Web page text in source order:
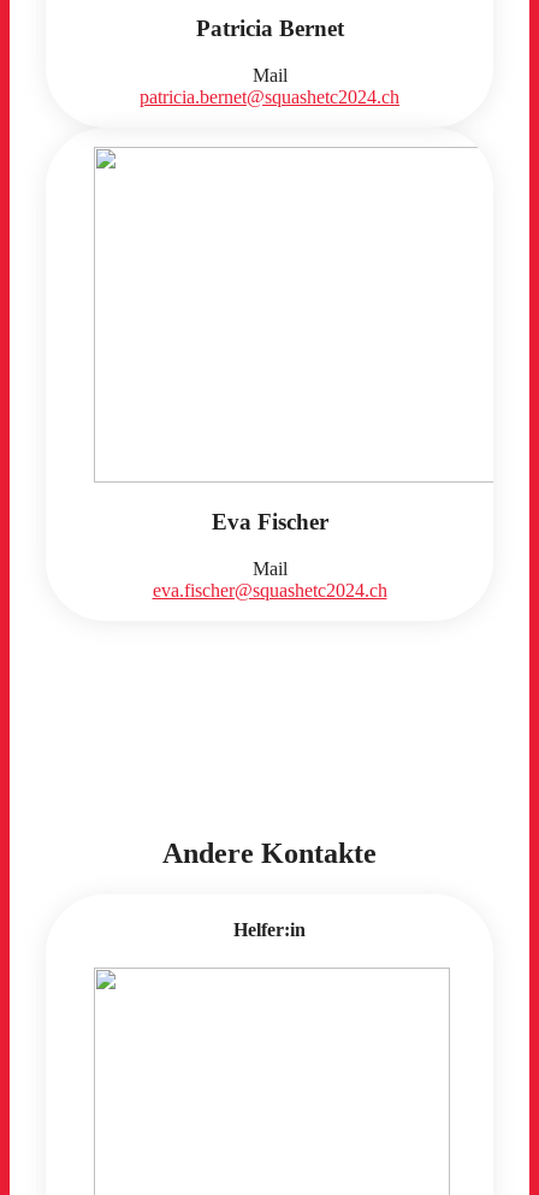
Patricia Bernet
Mail
patricia.bernet@squashetc2024.ch
Eva Fischer
Mail
eva.fischer@squashetc2024.ch
Andere Kontakte
Helfer:in